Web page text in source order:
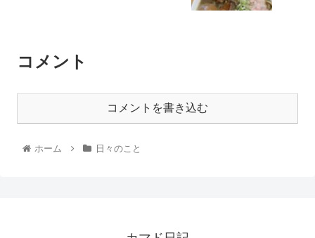
コメント
コメントを書き込む
ホーム 日々のこと